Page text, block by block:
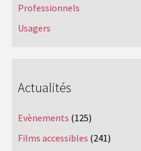
Professionnels
Usagers
Actualités
Evènements (125)
Films accessibles (241)